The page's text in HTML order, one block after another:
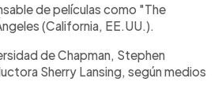
de películas como "The
(California, EE.UU.).
de Chapman, Stephen
Sherry Lansing, según medios